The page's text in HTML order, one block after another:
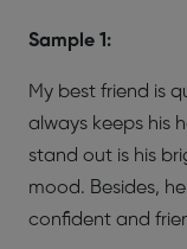
Sample 1:
My best friend is
always keeps his
stand out is his
mood. Besides,
confident and